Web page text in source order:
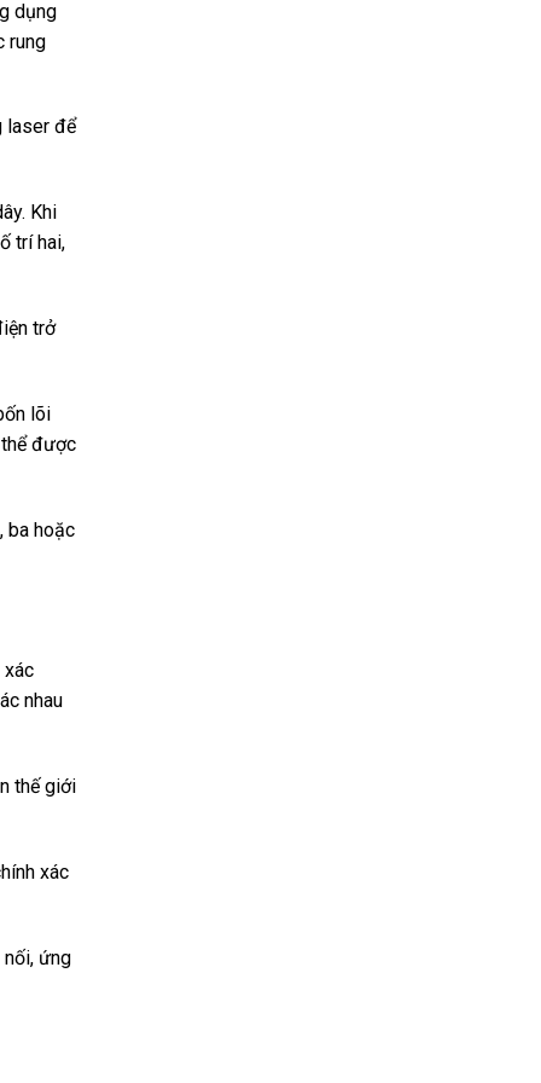
dụng
rung
laser để
Khi
trí hai,
trở
lõi
được
ba hoặc
xác
nhau
thế giới
xác
ứng